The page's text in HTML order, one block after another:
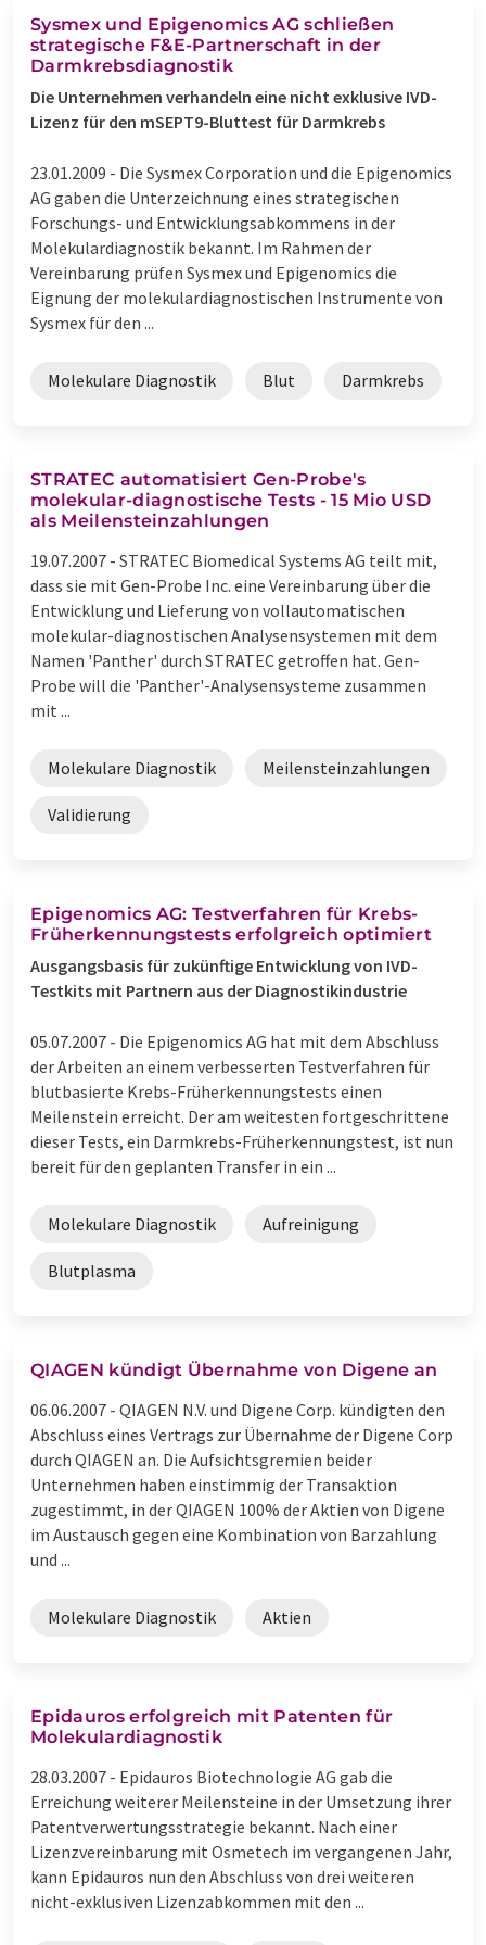
Sysmex und Epigenomics AG schließen
strategische F&E-Partnerschaft in der
Darmkrebsdiagnostik
Die Unternehmen verhandeln eine nicht exklusive IVD-
Lizenz für den mSEPT9-Bluttest für Darmkrebs
23.01.2009 - Die Sysmex Corporation und die Epigenomics
AG gaben die Unterzeichnung eines strategischen
Forschungs- und Entwicklungsabkommens in der
Molekulardiagnostik bekannt. Im Rahmen der
Vereinbarung prüfen Sysmex und Epigenomics die
Eignung der molekulardiagnostischen Instrumente von
Sysmex für den ...
Molekulare Diagnostik Blut Darmkrebs
STRATEC automatisiert Gen-Probe's
molekular-diagnostische Tests - 15 Mio USD
als Meilensteinzahlungen
19.07.2007 - STRATEC Biomedical Systems AG teilt mit,
dass sie mit Gen-Probe Inc. eine Vereinbarung über die
Entwicklung und Lieferung von vollautomatischen
molekular-diagnostischen Analysensystemen mit dem
Namen 'Panther' durch STRATEC getroffen hat. Gen-
Probe will die 'Panther'-Analysensysteme zusammen
mit ...
Molekulare Diagnostik Meilensteinzahlungen
Validierung
Epigenomics AG: Testverfahren für Krebs-
Früherkennungstests erfolgreich optimiert
Ausgangsbasis für zukünftige Entwicklung von IVD-
Testkits mit Partnern aus der Diagnostikindustrie
05.07.2007 - Die Epigenomics AG hat mit dem Abschluss
der Arbeiten an einem verbesserten Testverfahren für
blutbasierte Krebs-Früherkennungstests einen
Meilenstein erreicht. Der am weitesten fortgeschrittene
dieser Tests, ein Darmkrebs-Früherkennungstest, ist nun
bereit für den geplanten Transfer in ein ...
Molekulare Diagnostik Aufreinigung
Blutplasma
QIAGEN kündigt Übernahme von Digene an
06.06.2007 - QIAGEN N.V. und Digene Corp. kündigten den
Abschluss eines Vertrags zur Übernahme der Digene Corp
durch QIAGEN an. Die Aufsichtsgremien beider
Unternehmen haben einstimmig der Transaktion
zugestimmt, in der QIAGEN 100% der Aktien von Digene
im Austausch gegen eine Kombination von Barzahlung
und ...
Molekulare Diagnostik Aktien
Epidauros erfolgreich mit Patenten für
Molekulardiagnostik
28.03.2007 - Epidauros Biotechnologie AG gab die
Erreichung weiterer Meilensteine in der Umsetzung ihrer
Patentverwertungsstrategie bekannt. Nach einer
Lizenzvereinbarung mit Osmetech im vergangenen Jahr,
kann Epidauros nun den Abschluss von drei weiteren
nicht-exklusiven Lizenzabkommen mit den ...